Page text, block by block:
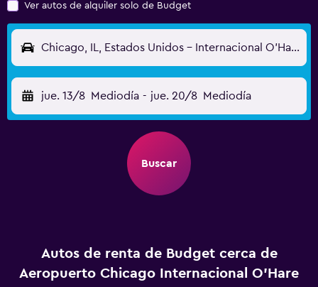
Ver autos de alquiler solo de Budget
Chicago, IL, Estados Unidos - Internacional O'Hare (ORD)
jue. 13/8 Mediodía - jue. 20/8 Mediodía
Buscar
Autos de renta de Budget cerca de
Aeropuerto Chicago Internacional O'Hare